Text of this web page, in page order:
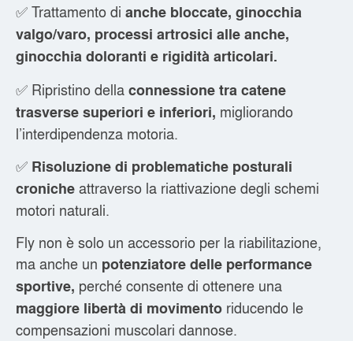
✅ Trattamento di anche bloccate, ginocchia
valgo/varo, processi artrosici alle anche,
ginocchia doloranti e rigidità articolari.
✅ Ripristino dellaconnessione tra catene
trasverse superiori e inferiori, migliorando
l’interdipendenza motoria.
✅ Risoluzione di problematiche posturali
cronicheattraverso la riattivazione degli schemi
motori naturali.
Fly non è solo un accessorio per la riabilitazione,
ma anche un potenziatore delle performance
sportive, perché consente di ottenere una
maggiore libertà di movimento riducendo le
compensazioni muscolari dannose.